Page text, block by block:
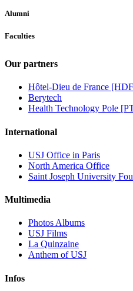
Alumni
Faculties
Our partners
Hôtel-Dieu de France
Berytech
Health Technology Pole
International
USJ Office in Paris
North America Office
Saint Joseph University
Multimedia
Photos Albums
USJ Films
La Quinzaine
Anthem of USJ
Infos